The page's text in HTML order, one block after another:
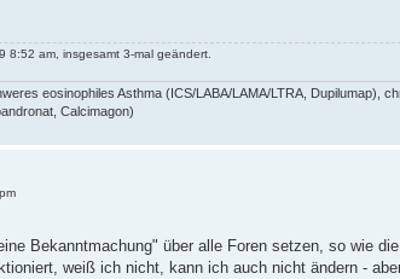
8:52 am, insgesamt 3-mal geändert.
eosinophiles Asthma (ICS/LABA/LAMA/LTRA, Dupilumap),
Calcimagon)
Bekanntmachung" über alle Foren setzen, so wie
weiß ich nicht, kann ich auch nicht ändern -